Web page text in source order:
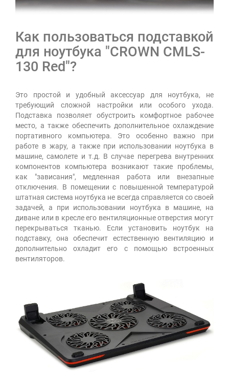
Как пользоваться подставкой
для ноутбука "CROWN CMLS-
130 Red"?
Это простой и удобный аксессуар для ноутбука, не
требующий сложной настройки или особого ухода.
Подставка позволяет обустроить комфортное рабочее
место, а также обеспечить дополнительное охлаждение
портативного компьютера. Это особенно важно при
работе в жару, а также при использовании ноутбука в
машине, самолете и т.д. В случае перегрева внутренних
компонентов компьютера возникают такие проблемы,
как "зависания", медленная работа или внезапные
отключения. В помещении с повышенной температурой
штатная система ноутбука не всегда справляется со своей
задачей, а при использовании ноутбука в машине, на
диване или в кресле его вентиляционные отверстия могут
перекрываться тканью. Если установить ноутбук на
подставку, она обеспечит естественную вентиляцию и
дополнительно охладит его с помощью встроенных
вентиляторов.